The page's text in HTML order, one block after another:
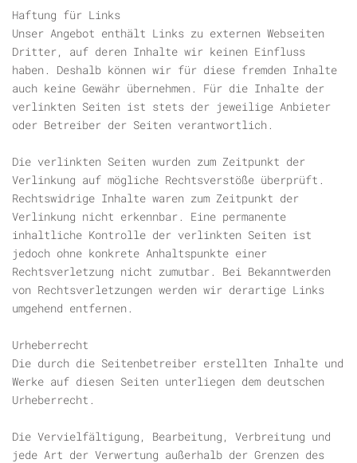
Haftung für Links
Unser Angebot enthält Links zu externen Webseiten
Dritter, auf deren Inhalte wir keinen Einfluss
haben. Deshalb können wir für diese fremden Inhalte
auch keine Gewähr übernehmen. Für die Inhalte der
verlinkten Seiten ist stets der jeweilige Anbieter
oder Betreiber der Seiten verantwortlich.
Die verlinkten Seiten wurden zum Zeitpunkt der
Verlinkung auf mögliche Rechtsverstöße überprüft.
Rechtswidrige Inhalte waren zum Zeitpunkt der
Verlinkung nicht erkennbar. Eine permanente
inhaltliche Kontrolle der verlinkten Seiten ist
jedoch ohne konkrete Anhaltspunkte einer
Rechtsverletzung nicht zumutbar. Bei Bekanntwerden
von Rechtsverletzungen werden wir derartige Links
umgehend entfernen.
Urheberrecht
Die durch die Seitenbetreiber erstellten Inhalte und
Werke auf diesen Seiten unterliegen dem deutschen
Urheberrecht.
Die Vervielfältigung, Bearbeitung, Verbreitung und
jede Art der Verwertung außerhalb der Grenzen des